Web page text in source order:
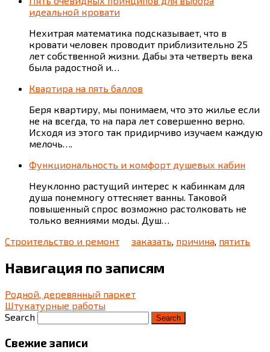
идеальной кровати
Нехитрая математика подсказывает, что в
кровати человек проводит приблизительно 25
лет собственной жизни. Дабы эта четверть века
была радостной и…
Квартира на пять баллов
Беря квартиру, мы понимаем, что это жилье если
не на всегда, то на пара лет совершенно верно.
Исходя из этого так придирчиво изучаем каждую
мелочь….
Функциональность и комфорт душевых кабин
Неуклонно растущий интерес к кабинкам для
душа понемногу оттесняет ванны. Таковой
повышенный спрос возможно растолковать не
только веяниями моды. Душ…
Строительство и ремонт
заказать, причина, пятить
Навигация по записям
Родной, деревянный паркет
Штукатурные работы
Search
Свежие записи